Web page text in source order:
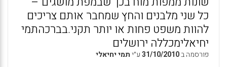
כל שני מלבנים והחץ שמחבר אותם צריכים
להוות משפט פחות או יותר תקני.בברכהתמי
יחיאלימכללה ירושלים
פורסמה ב31/10/2010ע״יתמי יחיאלי